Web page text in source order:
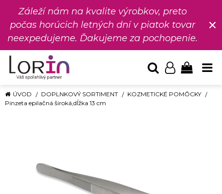
Záleží nám na kvalite výrobkov, preto
počas horúcich letných dní v piatok tovar
neexpedujeme. Ďakujeme za pochopenie.
×
ÚVOD DOPLNKOVÝ SORTIMENT
KOZMETICKÉ POMÔCKY
Pinzeta epilačná široká,dĺžka 13 cm